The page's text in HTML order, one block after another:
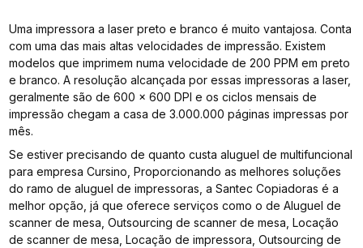
Uma impressora a laser preto e branco é muito vantajosa. Conta
com uma das mais altas velocidades de impressão. Existem
modelos que imprimem numa velocidade de 200 PPM em preto
e branco. A resolução alcançada por essas impressoras a laser,
geralmente são de 600 x 600 DPI e os ciclos mensais de
impressão chegam a casa de 3.000.000 páginas impressas por
mês.
Se estiver precisando de quanto custa aluguel de multifuncional
para empresa Cursino, Proporcionando as melhores soluções
do ramo de aluguel de impressoras, a Santec Copiadoras é a
melhor opção, já que oferece serviços como o de Aluguel de
scanner de mesa, Outsourcing de scanner de mesa, Locação
de scanner de mesa, Locação de impressora, Outsourcing de